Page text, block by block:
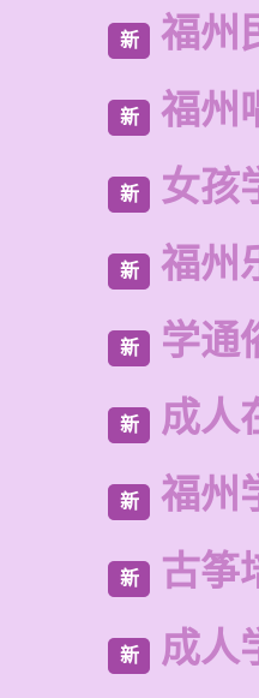
新 福州
新 福州
新 女孩
新 福州
新 学通
新 成人
新 福州
新 古筝
新 成人